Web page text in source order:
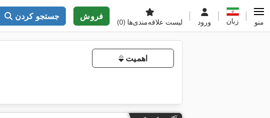
جستجو کردن فروش
لیست علاقه‌مندی‌ها (0) ورود زبان منو
اهمیت